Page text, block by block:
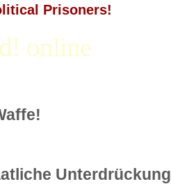
Prisoners!
online
Unterdrückung